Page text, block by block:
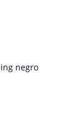
negro